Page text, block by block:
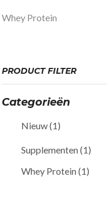
Whey Protein
PRODUCT FILTER
Categorieën
Nieuw(1)
Supplementen(1)
Whey Protein(1)